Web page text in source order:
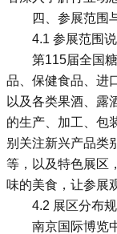
四、参展范围
4.1 参展范围
第115届全国
品、保健食品、进
以及各类果酒、露
的生产、加工、包
别关注新兴产品类
等，以及特色展区
味的美食，让参展
4.2 展区分布规
南京国际博览